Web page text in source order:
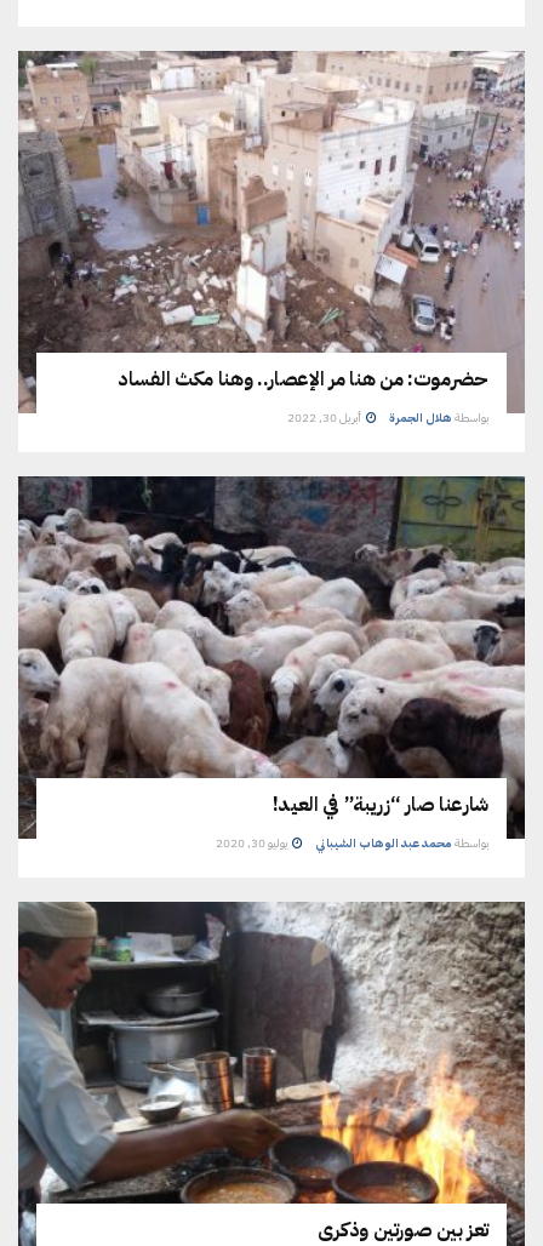
حضرموت: من هنا مر الإعصار.. وهنا مكث الفساد
بواسطة هلال الجمرة أبريل 30, 2022
شارعنا صار “زريبة” في العيد!
بواسطة محمد عبد الوهاب الشيباني يوليو 30, 2020
تعز بين صورتين وذكرى